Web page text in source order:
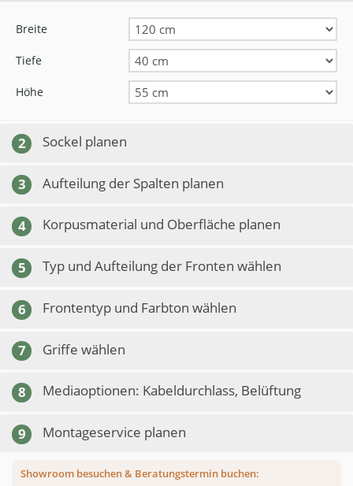
Breite
Tiefe
Höhe
2 Sockel planen
3 Aufteilung der Spalten planen
4 Korpusmaterial und Oberfläche planen
5 Typ und Aufteilung der Fronten wählen
6 Frontentyp und Farbton wählen
7 Griffe wählen
8 Mediaoptionen: Kabeldurchlass, Belüftung
9 Montageservice planen
Showroom besuchen & Beratungstermin buchen: